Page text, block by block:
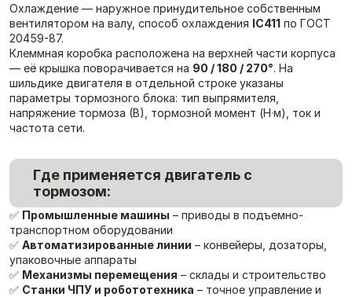
Охлаждение — наружное принудительное собственным
вентилятором на валу, способ охлаждения IC411 по ГОСТ
20459-87.
Клеммная коробка расположена на верхней части корпуса
— её крышка поворачивается на 90 / 180 / 270°. На
шильдике двигателя в отдельной строке указаны
параметры тормозного блока: тип выпрямителя,
напряжение тормоза (В), тормозной момент (Н·м), ток и
частота сети.
Где применяется двигатель с
тормозом:
✅ Промышленные машины – приводы в подъемно-
транспортном оборудовании
✅ Автоматизированные линии – конвейеры, дозаторы,
упаковочные аппараты
✅ Механизмы перемещения – склады и строительство
✅ Станки ЧПУ и робототехника – точное управление и